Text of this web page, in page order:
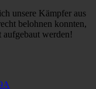
unsere Kämpfer aus
belohnen konnten,
werden!